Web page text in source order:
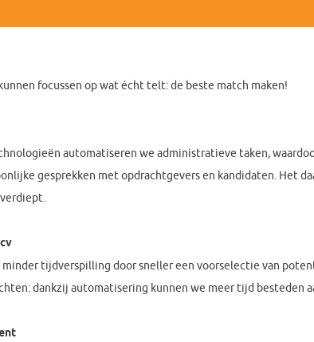
focussen op wat écht telt: de beste match maken!
automatiseren we administratieve taken,
gesprekken met opdrachtgevers en kandidaten. Het
tijdverspilling door sneller een voorselectie van
dankzij automatisering kunnen we meer tijd besteden